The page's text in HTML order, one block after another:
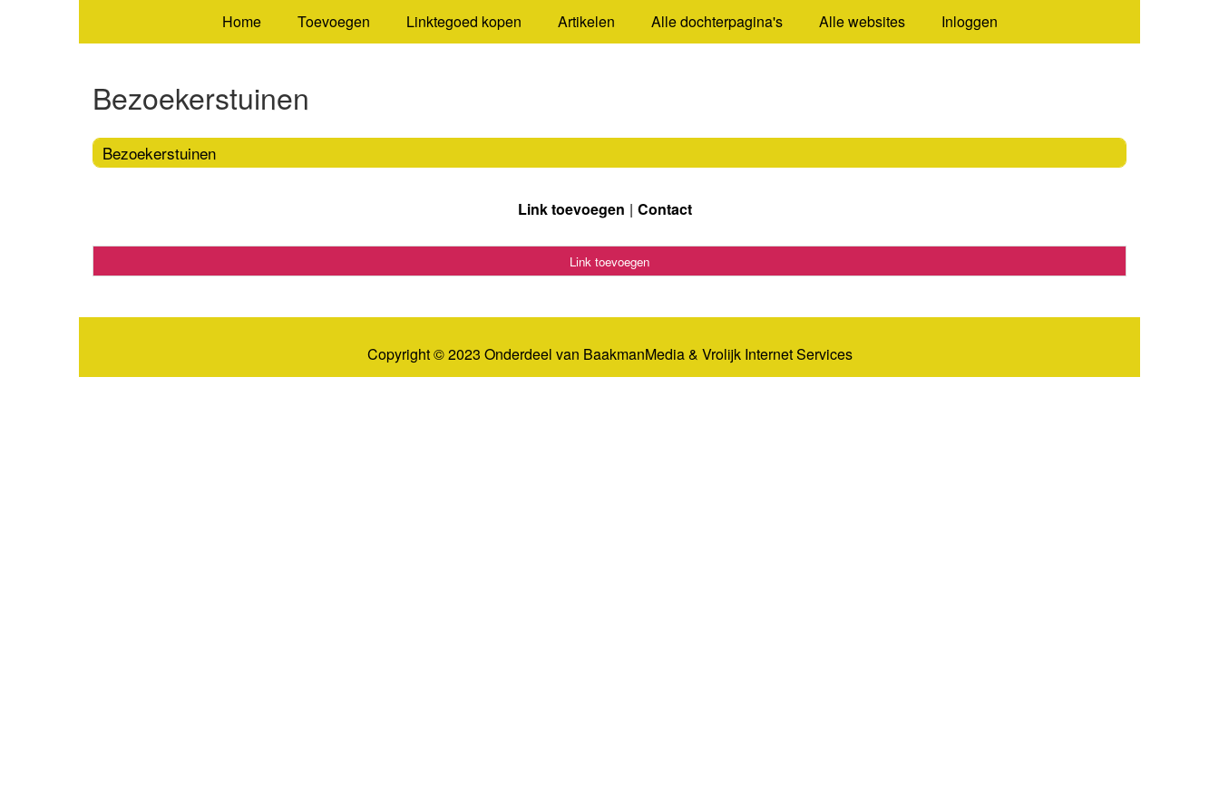
Home Toevoegen Linktegoed kopen Artikelen Alle dochterpagina's Alle websites Inloggen
Bezoekerstuinen
Bezoekerstuinen
Link toevoegen Contact
Link toevoegen
Copyright © 2023 Onderdeel van BaakmanMedia& Vrolijk Internet Services